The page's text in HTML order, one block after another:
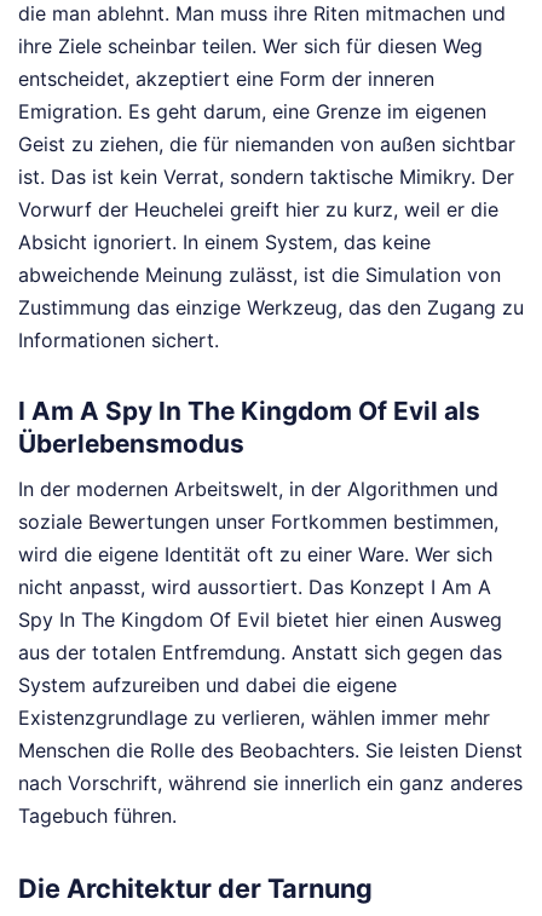
die man ablehnt. Man muss ihre Riten mitmachen und
ihre Ziele scheinbar teilen. Wer sich für diesen Weg
entscheidet, akzeptiert eine Form der inneren
Emigration. Es geht darum, eine Grenze im eigenen
Geist zu ziehen, die für niemanden von außen sichtbar
ist. Das ist kein Verrat, sondern taktische Mimikry. Der
Vorwurf der Heuchelei greift hier zu kurz, weil er die
Absicht ignoriert. In einem System, das keine
abweichende Meinung zulässt, ist die Simulation von
Zustimmung das einzige Werkzeug, das den Zugang zu
Informationen sichert.
I Am A Spy In The Kingdom Of Evil als
Überlebensmodus
In der modernen Arbeitswelt, in der Algorithmen und
soziale Bewertungen unser Fortkommen bestimmen,
wird die eigene Identität oft zu einer Ware. Wer sich
nicht anpasst, wird aussortiert. Das Konzept I Am A
Spy In The Kingdom Of Evil bietet hier einen Ausweg
aus der totalen Entfremdung. Anstatt sich gegen das
System aufzureiben und dabei die eigene
Existenzgrundlage zu verlieren, wählen immer mehr
Menschen die Rolle des Beobachters. Sie leisten Dienst
nach Vorschrift, während sie innerlich ein ganz anderes
Tagebuch führen.
Die Architektur der Tarnung